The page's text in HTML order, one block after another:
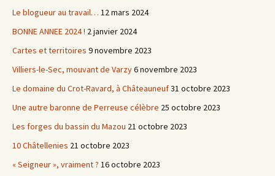
Le blogueur au travail… 12 mars 2024
BONNE ANNEE 2024 ! 2 janvier 2024
Cartes et territoires 9 novembre 2023
Villiers-le-Sec, mouvant de Varzy6 novembre 2023
Le domaine du Crot-Ravard, à Châteauneuf31 octobre 2023
Une autre baronne de Perreuse célèbre 25 octobre 2023
Les forges du bassin du Mazou 21 octobre 2023
10 Châtellenies 21 octobre 2023
« Seigneur », vraiment ? 16 octobre 2023